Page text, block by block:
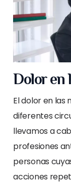
Dolor en
El dolor en las
diferentes
llevamos a
profesiones
personas
acciones